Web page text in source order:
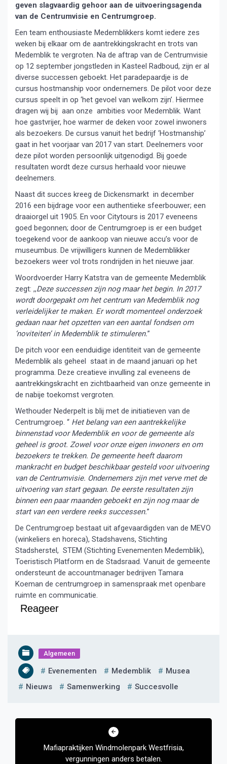
geven slagvaardig gehoor aan de uitvoeringsagenda
van de Centrumvisie en Centrumgroep.
Een team enthousiaste Medemblikkers komt iedere zes
weken bij elkaar om de aantrekkingskracht en trots van
Medemblik te vergroten. Na de aftrap van de Centrumvisie
op 12 september jongstleden in Kasteel Radboud, zijn er al
diverse successen geboekt. Het paradepaardje is de
cursus hostmanship voor ondernemers. De pilot voor deze
cursus speelt in op ‘het gevoel van welkom zijn’. Hiermee
dragen wij bij aan onze ambities voor Medemblik. Want
hoe gastvrijer, hoe warmer de deken voor zowel inwoners
als bezoekers. De cursus vanuit het bedrijf ‘Hostmanship’
gaat in het voorjaar van 2017 van start. Deelnemers voor
deze pilot worden persoonlijk uitgenodigd. Bij goede
resultaten wordt deze cursus herhaald voor nieuwe
deelnemers.
Naast dit succes kreeg de Dickensmarkt in december
2016 een bijdrage voor een authentieke sfeerbouwer; een
draaiorgel uit 1905. En voor Citytours is 2017 eveneens
goed begonnen; door de Centrumgroep is er een budget
toegekend voor de aankoop van nieuwe accu’s voor de
museumbus. De vrijwilligers kunnen de Medemblikker
bezoekers weer vol trots rondrijden in het nieuwe jaar.
Woordvoerder Harry Katstra van de gemeente Medemblik
zegt: ,,Deze successen zijn nog maar het begin. In 2017
wordt doorgepakt om het centrum van Medemblik nog
verleidelijker te maken. Er wordt momenteel onderzoek
gedaan naar het opzetten van een aantal fondsen om
‘noviteiten’ in Medemblik te stimuleren.”
De pitch voor een eenduidige identiteit van de gemeente
Medemblik als geheel staat in de maand januari op het
programma. Deze creatieve invulling zal eveneens de
aantrekkingskracht en zichtbaarheid van onze gemeente in
de nabije toekomst vergroten.
Wethouder Nederpelt is blij met de initiatieven van de
Centrumgroep. “ Het belang van een aantrekkelijke
binnenstad voor Medemblik en voor de gemeente als
geheel is groot. Zowel voor onze eigen inwoners en om
bezoekers te trekken. De gemeente heeft daarom
mankracht en budget beschikbaar gesteld voor uitvoering
van de Centrumvisie. Ondernemers zijn met verve met de
uitvoering van start gegaan. De eerste resultaten zijn
binnen een paar maanden geboekt en zijn nog maar de
start van een verdere reeks successen.”
De Centrumgroep bestaat uit afgevaardigden van de MEVO
(winkeliers en horeca), Stadshavens, Stichting
Stadsherstel, STEM (Stichting Evenementen Medemblik),
Toeristisch Platform en de Stadsraad. Vanuit de gemeente
ondersteunt de accountmanager bedrijven Tamara
Koeman de centrumgroep in samenspraak met openbare
ruimte en communicatie.
Reageer
Algemeen
Evenementen Medemblik
Musea
Nieuws
Samenwerking Succesvolle
Bericht
Mafiapraktijken Windmolenpark Westfrisia,
vergunningen anders betalen.